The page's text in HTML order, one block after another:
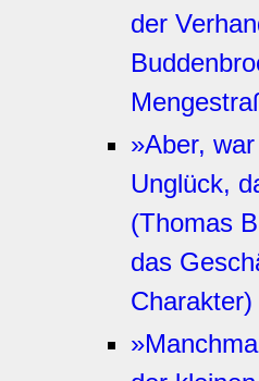
der
»Aber,
Unglück,
(Thomas
das
Charakter)